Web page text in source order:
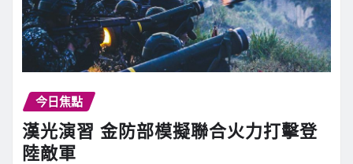
今日焦點
漢光演習 金防部模擬聯合火力打擊登
陸敵軍